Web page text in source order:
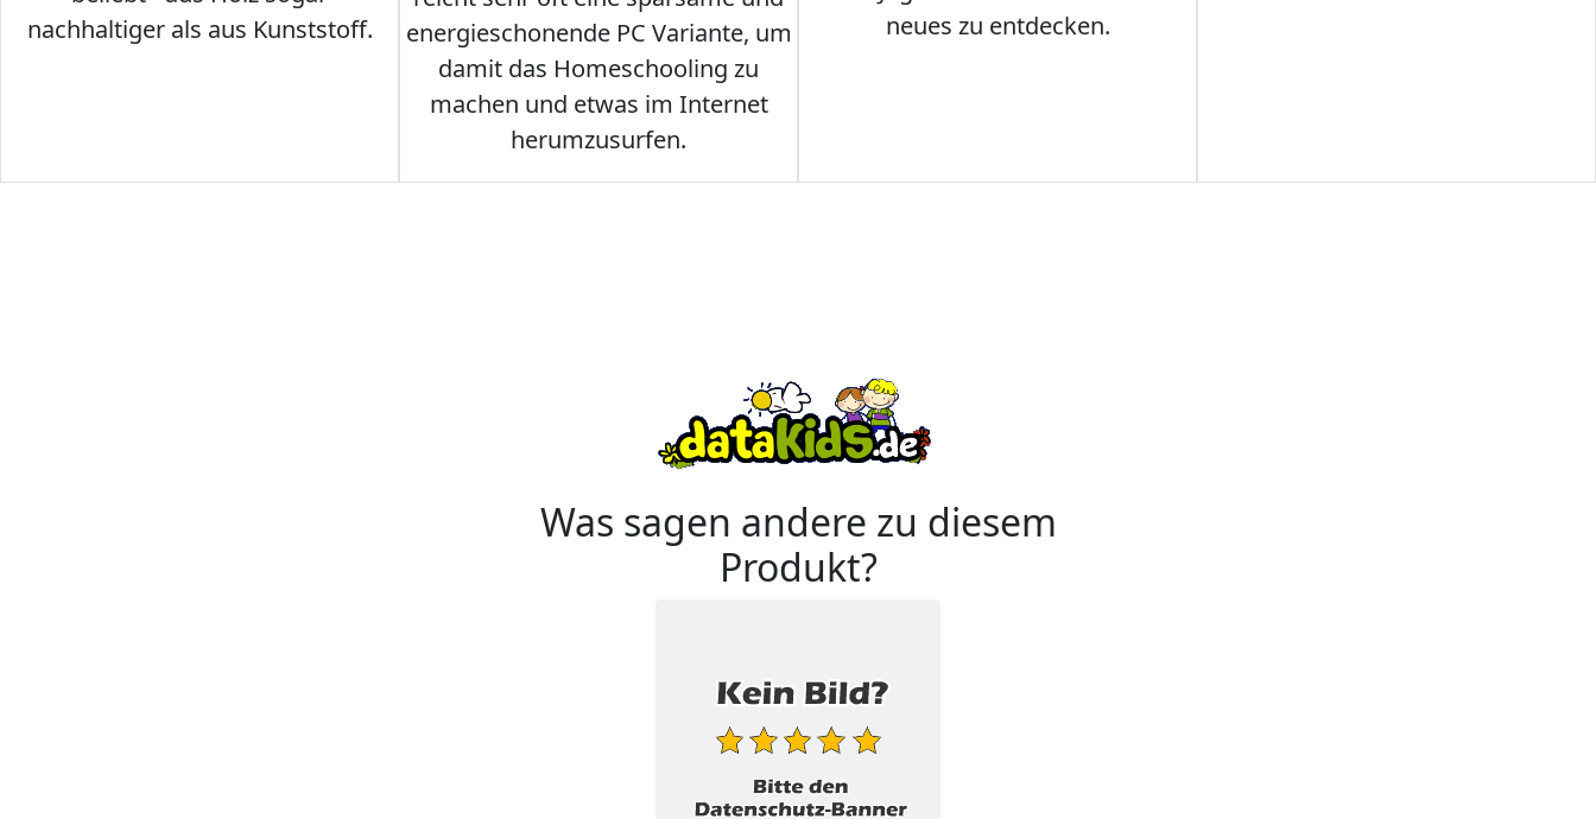
nachhaltiger als aus Kunststoff.
energieschonende PC Variante, um
damit das Homeschooling zu
machen und etwas im Internet
herumzusurfen.
neues zu entdecken.
Was sagen andere zu diesem
Produkt?